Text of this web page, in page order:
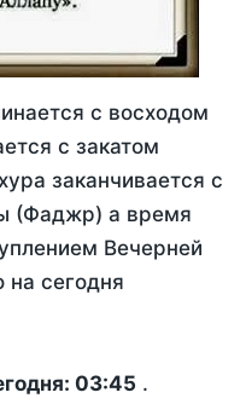
с восходом
с закатом
заканчивается с
(Фаджр) а время
Вечерней
сегодня
03:45 .